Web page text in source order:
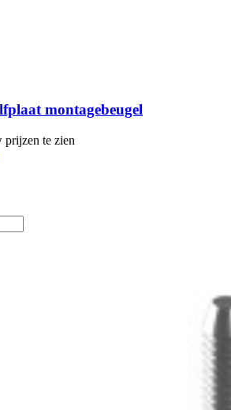
montagebeugel
prijzen te zien